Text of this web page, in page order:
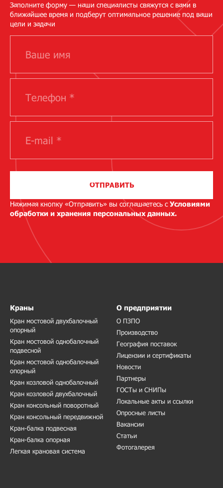
Заполните форму — наши специалисты свяжутся с вами в
ближайшее время и подберут оптимальное решение под ваши
цели и задачи
ОТПРАВИТЬ
Нажимая кнопку «Отправить» вы соглашаетесь сУсловиями
обработки и хранения персональных данных.
Краны
Кран мостовой двухбалочный
опорный
Кран мостовой однобалочный
подвесной
Кран мостовой однобалочный
опорный
Кран козловой однобалочный
Кран козловой двухбалочный
Кран консольный поворотный
Кран консольный передвижной
Кран-балка подвесная
Кран-балка опорная
Легкая крановая система
О предприятии
О ПЗПО
Производство
География поставок
Лицензии и сертификаты
Новости
Партнеры
ГОСТы и СНИПы
Локальные акты и ссылки
Опросные листы
Вакансии
Статьи
Фотогалерея